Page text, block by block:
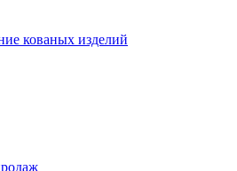
кованых изделий